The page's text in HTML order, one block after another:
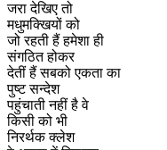
जरा देखिए तो
मधुमक्खियों को
जो रहती हैं हमेशा ही
संगठित होकर
देतीं हैं सबको एकता का
पुष्ट सन्देश
पहुंचाती नहीं है वे
किसी को भी
निरर्थक क्लेश